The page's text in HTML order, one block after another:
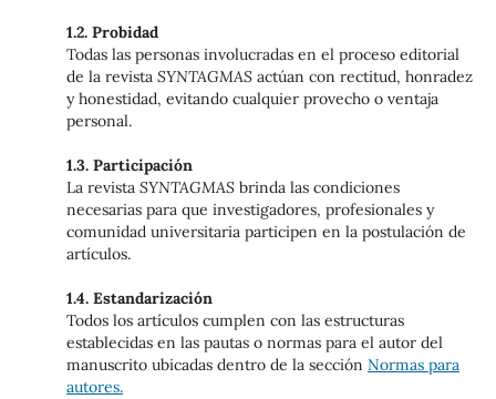
1.2. Probidad
Todas las personas involucradas en el proceso editorial
de la revista SYNTAGMASactúan con rectitud, honradez
y honestidad, evitando cualquier provecho o ventaja
personal.
1.3. Participación
La revista SYNTAGMASbrinda las condiciones
necesarias para que investigadores, profesionales y
comunidad universitaria participen en la postulación de
artículos.
1.4. Estandarización
Todos los artículos cumplen con las estructuras
establecidas en las pautas o normas para el autor del
manuscrito ubicadas dentro de la sección Normas para
autores.